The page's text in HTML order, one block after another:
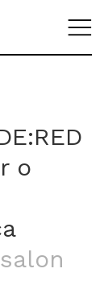
o